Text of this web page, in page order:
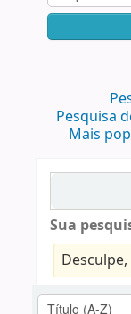
Pesquisa
Mais
Sua